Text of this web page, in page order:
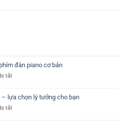
đàn piano cơ bản
tắtở
các
loại
lựa chọn lý tưởng cho bạn
tắtở